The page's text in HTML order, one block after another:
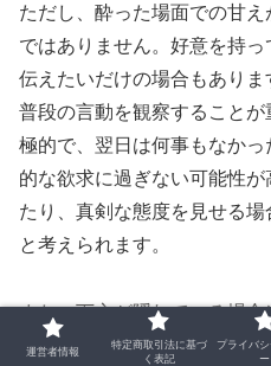
ただし、酔った場面での甘
ではありません。好意を持
伝えたいだけの場合もあり
普段の言動を観察すること
極的で、翌日は何事もなか
的な欲求に過ぎない可能性
たり、真剣な態度を見せる
と考えられます。
また、下心が隠れている場
向があります。飲み会のた
運営者情報
特定商取引法に基づ
く表記
プライバ
ー